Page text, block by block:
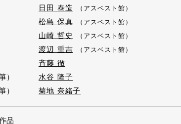
日田 泰造 （アスベスト館）
松島 保真 （アスベスト館）
山崎 哲史 （アスベスト館）
渡辺 重吉 （アスベスト館）
斉藤 徹
）
水谷 隆子
）
菊地 奈緒子
品